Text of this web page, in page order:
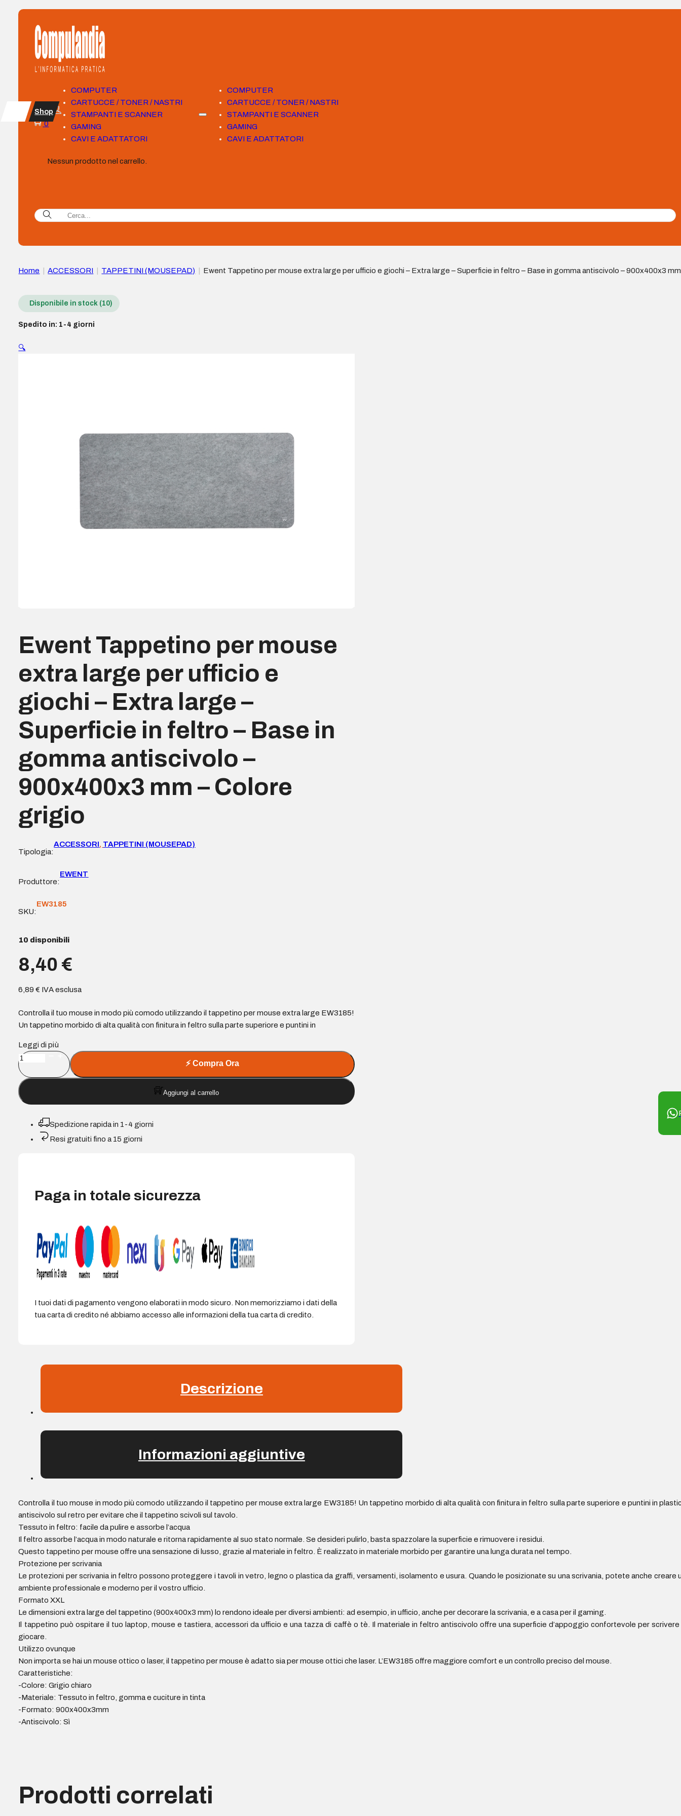
COMPUTER
CARTUCCE / TONER / NASTRI
STAMPANTI E SCANNER
GAMING
CAVI E ADATTATORI
COMPUTER
CARTUCCE / TONER / NASTRI
STAMPANTI E SCANNER
GAMING
CAVI E ADATTATORI
Shop
0
Nessun prodotto nel carrello.
Home ACCESSORI TAPPETINI (MOUSEPAD)
Ewent Tappetino per mouse extra large per ufficio e giochi – Extra large – Superficie in feltro – Base in gomma antiscivolo – 900x400x3
Disponibile in stock (10)
Spedito in: 1-4 giorni
🔍
Ewent Tappetino per mouse
extra large per ufficio e
giochi – Extra large –
Superficie in feltro – Base in
gomma antiscivolo –
900x400x3 mm – Colore
grigio
Tipologia:
ACCESSORI, TAPPETINI (MOUSEPAD)
Produttore:
EWENT
SKU:
EW3185
10 disponibili
8,40 €
6,89€ IVA esclusa
Controlla il tuo mouse in modo più comodo utilizzando il tappetino per mouse extra large EW3185!
Un tappetino morbido di alta qualità con finitura in feltro sulla parte superiore e puntini in
Leggi di più
Ewent
Tappetino
per
mouse
extra
ufficio
Extra
large
feltro
Base
gomma
antiscivolo
⚡Compra Ora
Aggiungi al carrello
Spedizione rapida in 1-4 giorni
Resi gratuiti fino a 15 giorni
Paga in totale sicurezza
I tuoi dati di pagamento vengono elaborati in modo sicuro. Non memorizziamo i dati della
tua carta di credito né abbiamo accesso alle informazioni della tua carta di credito.
Descrizione
Informazioni aggiuntive
Controlla il tuo mouse in modo più comodo utilizzando il tappetino per mouse extra large EW3185! Un tappetino morbido di alta qualità con finitura in feltro sulla parte superiore e puntini in
antiscivolo sul retro per evitare che il tappetino scivoli sul tavolo.
Tessuto in feltro: facile da pulire e assorbe l’acqua
Il feltro assorbe l’acqua in modo naturale e ritorna rapidamente al suo stato normale. Se desideri pulirlo, basta spazzolare la superficie e rimuovere i residui.
Questo tappetino per mouse offre una sensazione di lusso, grazie al materiale in feltro. È realizzato in materiale morbido per garantire una lunga durata nel tempo.
Protezione per scrivania
Le protezioni per scrivania in feltro possono proteggere i tavoli in vetro, legno o plastica da graffi, versamenti, isolamento e usura. Quando le posizionate su una scrivania, potete anche creare
ambiente professionale e moderno per il vostro ufficio.
Formato XXL
Le dimensioni extra large del tappetino (900x400x3 mm) lo rendono ideale per diversi ambienti: ad esempio, in ufficio, anche per decorare la scrivania, e a casa per il gaming.
Il tappetino può ospitare il tuo laptop, mouse e tastiera, accessori da ufficio e una tazza di caffè o tè. Il materiale in feltro antiscivolo offre una superficie d’appoggio confortevole per scrivere
giocare.
Utilizzo ovunque
Non importa se hai un mouse ottico o laser, il tappetino per mouse è adatto sia per mouse ottici che laser. L’EW3185 offre maggiore comfort e un controllo preciso del mouse.
Caratteristiche:
-Colore: Grigio chiaro
-Materiale: Tessuto in feltro, gomma e cuciture in tinta
-Formato: 900x400x3mm
-Antiscivolo: Sì
Prodotti correlati